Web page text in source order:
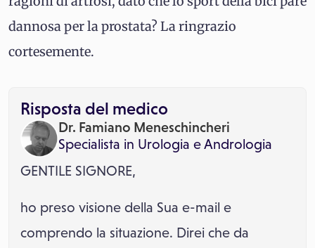
dannosa per la prostata? La ringrazio
cortesemente.
Risposta del medico
Dr. Famiano Meneschincheri
Specialista in Urologia eAndrologia
GENTILE SIGNORE,
ho preso visione della Sua e-mail e
comprendo la situazione. Direi che da